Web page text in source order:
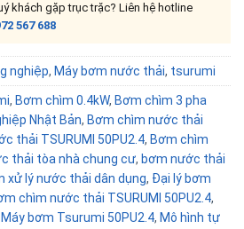
khách gặp trục trặc? Liên hệ hotline
567 688
nghiệp, Máy bơm nước thải, tsurumi
, Bơm chìm 0.4kW, Bơm chìm 3 pha
Nhật Bản, Bơm chìm nước thải
thải TSURUMI 50PU2.4, Bơm chìm
thải tòa nhà chung cư, bơm nước thải
xử lý nước thải dân dụng, Đại lý bơm
chìm nước thải TSURUMI 50PU2.4,
Máy bơm Tsurumi 50PU2.4, Mô hình tự